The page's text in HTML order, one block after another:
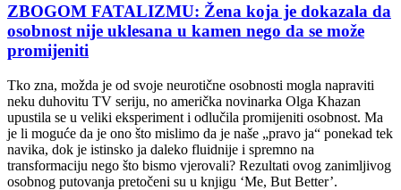
ZBOGOM FATALIZMU: Žena koja je dokazala da
osobnost nije uklesana u kamen nego da se može
promijeniti
Tko zna, možda je od svoje neurotične osobnosti mogla napraviti
neku duhovitu TV seriju, no američka novinarka Olga Khazan
upustila se u veliki eksperiment i odlučila promijeniti osobnost. Ma
je li moguće da je ono što mislimo da je naše „pravo ja“ ponekad tek
navika, dok je istinsko ja daleko fluidnije i spremno na
transformaciju nego što bismo vjerovali? Rezultati ovog zanimljivog
osobnog putovanja pretočeni su u knjigu ‘Me, But Better’.